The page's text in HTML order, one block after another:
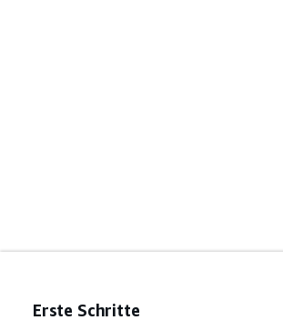
Erste Schritte